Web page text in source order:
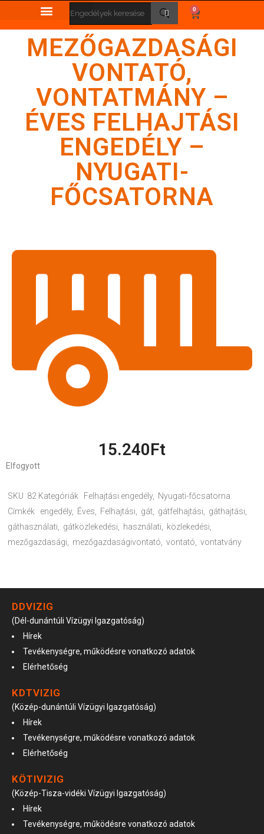
0
MEZŐGAZDASÁGI
VONTATÓ,
VONTATMÁNY –
ÉVES FELHAJTÁSI
ENGEDÉLY –
NYUGATI-
FŐCSATORNA
15.240Ft
Elfogyott
SKU 82 Kategóriák Felhajtási engedély, Nyugati-főcsatorna
Címkék
engedély, Éves, Felhajtási, gát, gátfelhajtási, gáthajtási,
gáthasználati, gátközlekedési, használati, közlekedési,
mezőgazdasági, mezőgazdaságivontató, vontató, vontatvány
DDVIZIG
(Dél-dunántúli Vízügyi Igazgatóság)
Hírek
Tevékenységre, működésre vonatkozó adatok
Elérhetőség
KDTVIZIG
(Közép-dunántúli Vízügyi Igazgatóság)
Hírek
Tevékenységre, működésre vonatkozó adatok
Elérhetőség
KÖTIVIZIG
(Közép-Tisza-vidéki Vízügyi Igazgatóság)
Hírek
Tevékenységre, működésre vonatkozó adatok